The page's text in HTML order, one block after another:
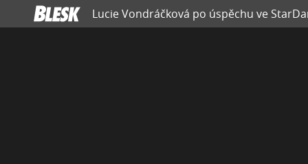
Lucie Vondráčková po úspěchu ve